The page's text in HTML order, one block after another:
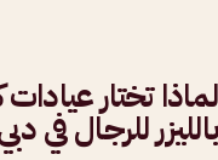
لماذا تختار
بالليزر للرجال في